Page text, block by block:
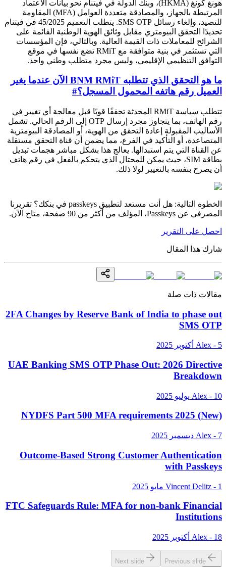
هونغ كونغ (HKMA)، وبنك الدولة في فيتنام نحو بيانات الاعتماد
المرتبطة بالجهاز، والمصادقة متعددة العوامل (MFA) المقاومة
للتصيد، وإلغاء رسائل SMS OTP. يتطلب التعميم 45/2025 في فيتنام
تحديدًا التحقق البيومتري مقابل وثائق الهوية الوطنية القائمة على
الشرائح للمعاملات ذات القيمة العالية. وبالتالي، فإن المؤسسات
التي تستثمر في بنية متوافقة مع RMiT تضع نفسها في موقع
التوافق التنظيمي الإقليمي، وليس مجرد متطلب وطني واحد.
ما هو التحقق الذي تتطلبه BNM RMiT الآن عندما يغير
العميل رقم هاتفه المحمول المسجل؟#
تتطلب سياسة RMiT المحدثة تحققًا قويًا قبل معالجة أي تغيير في
رقم الهاتف، بما يتجاوز مجرد إرسال OTP إلى الرقم الحالي. تشمل
الأساليب المقبولة إعادة التحقق من الهوية، أو المصادقة البيومترية
المتصاعدة، أو التأكيد في الفرع، مما يضمن أن قناة التحقق مستقلة
عن القناة التي يتم استبدالها. يعالج هذا بشكل مباشر هجمات تبديل
بطاقة SIM، حيث يمكن للمحتال الذي يتحكم بالفعل في رقم هاتف
أن يصرح بنفسه بالتغيير لولا ذلك.
الخطوة التالية: هل أنت مستعد لتطبيق passkeys في بنكك؟ تقريرنا
المصرفي عن Passkeys، المؤلف من أكثر من 90 صفحة، متاح الآن.
احصل على التقرير
شارك هذا المقال
مقالات ذات صلة
2FA Changes by Reserve Bank of India to phase out
SMS OTP
Alex - 5 أكتوبر 2025
UAE Banking SMS OTP Phase Out: 2026 Directive
Breakdown
Alex - 10 يوليو 2025
NYDFS Part 500 MFA requirements 2025 (New)
Alex - 7 ديسمبر 2025
Outcome-Based Strong Customer Authentication
with Passkeys
Vincent Delitz - 1 مايو 2025
FTC Safeguards Rule: MFA for non-bank Financial
Institutions
Alex - 18 أكتوبر 2025
Previous slide
Next slide